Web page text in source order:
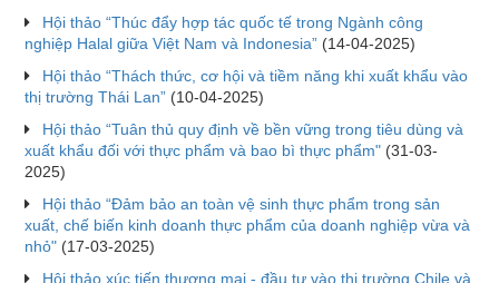
Hội thảo “Thúc đẩy hợp tác quốc tế trong Ngành công
nghiệp Halal giữa Việt Nam và Indonesia” (14-04-2025)
Hội thảo “Thách thức, cơ hội và tiềm năng khi xuất khẩu vào
thị trường Thái Lan” (10-04-2025)
Hội thảo “Tuân thủ quy định về bền vững trong tiêu dùng và
xuất khẩu đối với thực phẩm và bao bì thực phẩm" (31-03-
2025)
Hội thảo “Đảm bảo an toàn vệ sinh thực phẩm trong sản
xuất, chế biến kinh doanh thực phẩm của doanh nghiệp vừa và
nhỏ" (17-03-2025)
Hội thảo xúc tiến thương mại - đầu tư vào thị trường Chile và